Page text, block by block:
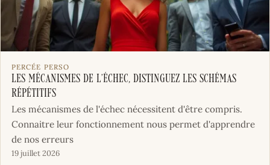
PERCÉE PERSO
Les mécanismes de l’échec, distinguez les schémas
répétitifs
Les mécanismes de l'échec nécessitent d'être compris.
Connaitre leur fonctionnement nous permet d'apprendre
de nos erreurs
19 juillet 2026